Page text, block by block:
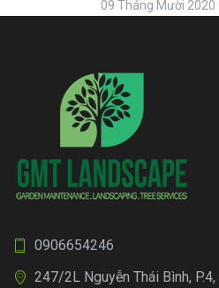
09 Tháng Mười 2020
0906654246
247/2L Nguyễn Thái Bình, P.4,